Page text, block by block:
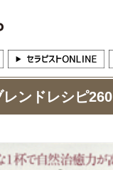
ンドレシピ260